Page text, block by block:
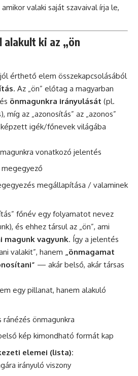
amikor valaki saját szavaival írja le,
alakult ki az „ön
érthető elem összekapcsolásából
. Az „ön” előtag a magyarban
önmagunkra irányulását (pl.
az „azonosítás” az „azonos”
igék/főnevek világába
vonatkozó jelentés
megegyező
megállapítása / valaminek
főnév egy folyamatot nevez
és ehhez társul az „ön”, ami
magunk vagyunk. Így a jelentés
valakit”, hanem „önmagamat
— akár belső, akár társas
egy pillanat, hanem alakuló
önmagunkra
kép kimondható formát kap
elemei (lista):
irányuló viszony